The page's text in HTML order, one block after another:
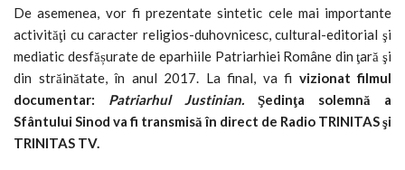
De asemenea, vor fi prezentate sintetic cele mai importante
activităţi cu caracter religios-duhovnicesc, cultural-editorial şi
mediatic desfășurate de eparhiile Patriarhiei Române din ţară şi
din străinătate, în anul 2017. La final, va fi vizionat filmul
documentar: Patriarhul Justinian. Şedinţa solemnă a
Sfântului Sinod va fi transmisă în direct de Radio TRINITAS şi
TRINITAS TV.